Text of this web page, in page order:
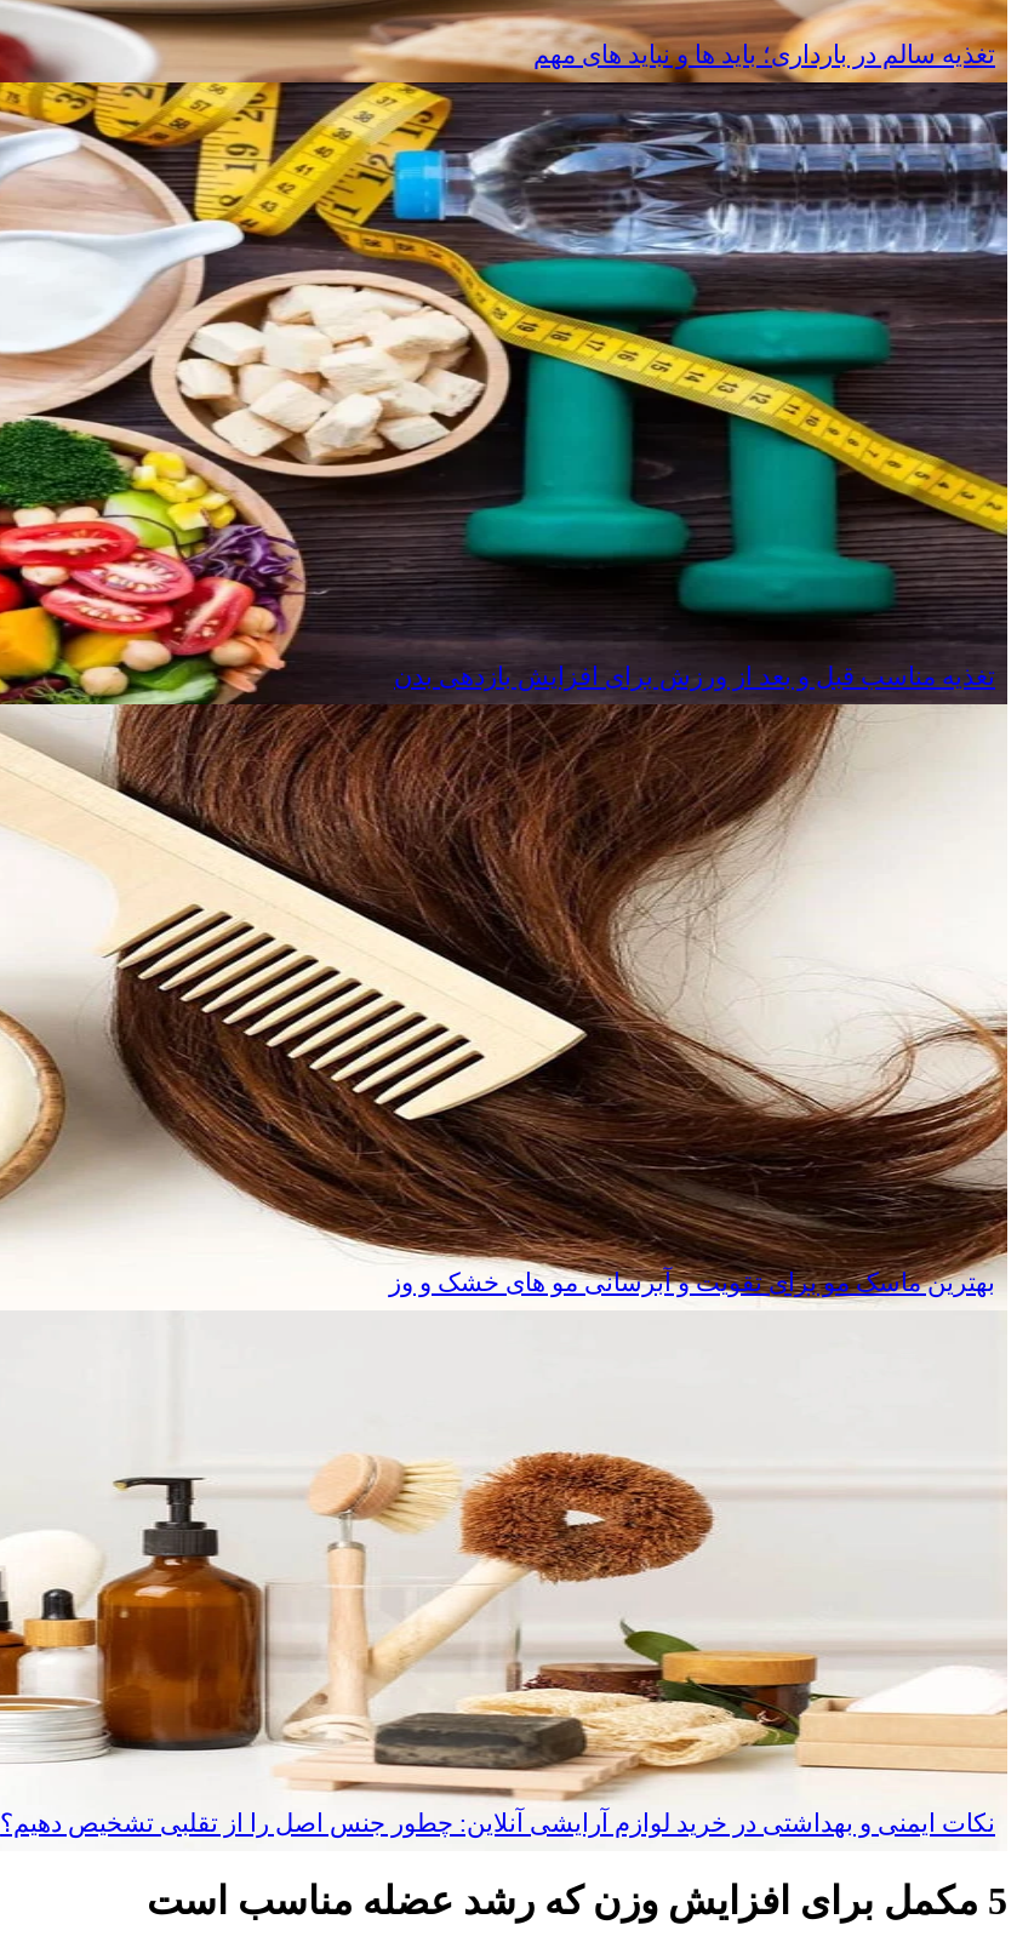
تغذیه سالم در بارداری؛ باید ها و نباید های مهم
تغذیه مناسب قبل و بعد از ورزش برای افزایش بازدهی بدن
بهترین ماسک مو برای تقویت و آبرسانی مو های خشک و وز
نکات ایمنی و بهداشتی در خرید لوازم آرایشی آنلاین: چطور جنس اصل را از تقلبی تشخیص دهیم؟
5 مکمل برای افزایش وزن که رشد عضله مناسب است